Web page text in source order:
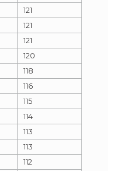
121
121
121
120
118
116
115
114
113
113
112